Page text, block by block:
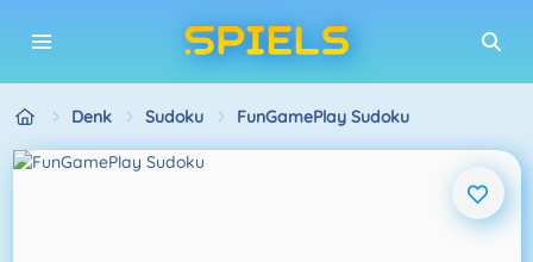
Denk Sudoku FunGamePlay Sudoku